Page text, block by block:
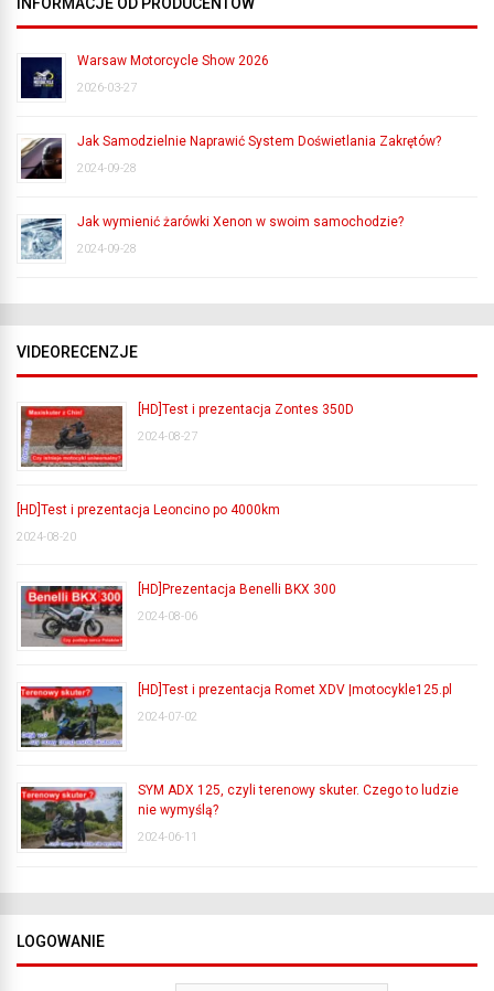
Warsaw Motorcycle Show 2026
2026-03-27
Jak Samodzielnie Naprawić System Doświetlania Zakrętów?
2024-09-28
Jak wymienić żarówki Xenon w swoim samochodzie?
2024-09-28
VIDEORECENZJE
[HD]Test i prezentacja Zontes 350D
2024-08-27
[HD]Test i prezentacja Leoncino po 4000km
2024-08-20
[HD]Prezentacja Benelli BKX 300
2024-08-06
[HD]Test i prezentacja Romet XDV |motocykle125.pl
2024-07-02
SYM ADX 125, czyli terenowy skuter. Czego to ludzie
nie wymyślą?
2024-06-11
LOGOWANIE